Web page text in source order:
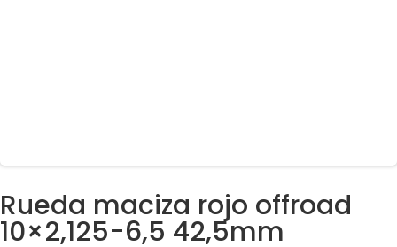
Rueda maciza rojo offroad
10×2,125-6,5 42,5mm